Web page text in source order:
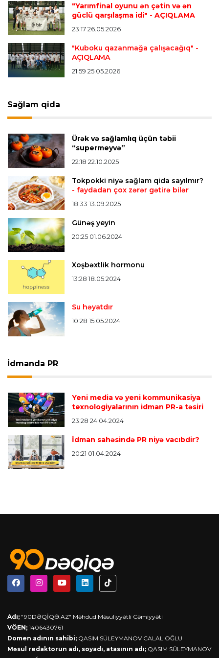
Offside 20:51 08.08.2026
Kamandan oxatma üzrə ölkə çempionatında
finalçılar bəlli oldu
Offside 20:27 08.08.2026
Mingəçevirdə “Kürü keçək?! 5” yarışı keçirildi
Verstappen öz komandasının "Formula 1"də
iştirak etməyəcəyini açıqladı
Bütün xəbərlər >>>
"Yarımfinal oyunu ən çətin və ən
güclü qarşılaşma idi" - AÇIQLAMA
23:17 26.05.2026
"Kuboku qazanmağa çalışacağıq" -
AÇIQLAMA
21:59 25.05.2026
Sağlam qida
Ürək və sağlamlıq üçün təbii
“supermeyvə”
22:18 22.10.2025
Tokpokki niyə sağlam qida sayılmır?
- faydadan çox zərər gətirə bilər
18:33 13.09.2025
Günəş yeyin
20:25 01.06.2024
Xoşbəxtlik hormonu
13:28 18.05.2024
Su həyatdır
10:28 15.05.2024
İdmanda PR
Yeni media və yeni kommunikasiya
texnologiyalarının idman PR-a təsiri
23:28 24.04.2024
İdman sahəsində PR niyə vacıbdir?
20:21 01.04.2024
Adı; "90DƏQİQƏ.AZ" Məhdud Məsuliyyətli Cəmiyyəti
VÖEN; 1406430761
Domen adının sahibi; QASIM SÜLEYMANOV CALAL OĞLU
Məsul redaktorun adı, soyadı, atasının adı; QASIM SÜLEYMANOV